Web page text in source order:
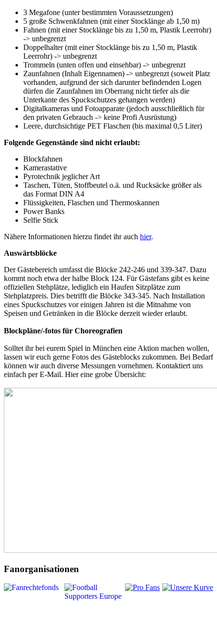
3 Megafone (unter bestimmten Voraussetzungen)
5 große Schwenkfahnen (mit einer Stocklänge ab 1,50 m)
Fahnen (mit einer Stocklänge bis zu 1,50 m, Plastik Leerrohr)
-> unbegrenzt
Doppelhalter (mit einer Stocklänge bis zu 1,50 m, Plastik
Leerrohr) -> unbegrenzt
Trommeln (unten offen und einsehbar) -> unbegrenzt
Zaunfahnen (Inhalt Eigennamen) -> unbegrenzt (soweit Platz
vorhanden, aufgrund der sich darunter befindenden Logen
dürfen die Zaunfahnen im Oberrang nicht tiefer als die
Unterkante des Spuckschutzes gehangen werden)
Digitalkameras und Fotoapparate (jedoch ausschließlich für
den privaten Gebrauch -> keine Profi Ausrüstung)
Leere, durchsichtige PET Flaschen (bis maximal 0,5 Liter)
Folgende Gegenstände sind nicht erlaubt:
Blockfahnen
Kamerastative
Pyrotechnik jeglicher Art
Taschen, Tüten, Stoffbeutel o.ä. und Rucksäcke größer als
das Format DIN A4
Flüssigkeiten, Flaschen und Thermoskannen
Power Banks
Selfie Stick
Nähere Informationen hierzu findet ihr auch hier.
Auswärtsblöcke
Der Gästebereich umfasst die Blöcke 242-246 und 339-347. Dazu
kommt noch etwa der halbe Block 124. Für Gästefans gibt es keine
offiziellen Stehplätze, lediglich ein Haufen Sitzplätze zum
Stehplatzpreis. Dies betrifft die Blöcke 343-345. Nach Installation
eines Spuckschutzes vor einigen Jahren ist die Mitnahme von
Speisen und Getränken in die Blöcke derzeit wieder erlaubt.
Blockpläne/-fotos für Choreografien
Solltet ihr bei eurem Spiel in München eine Aktion machen wollen,
lassen wir euch gerne Fotos des Gästeblocks zukommen. Bei Bedarf
können wir auch diverse Messungen vornehmen. Kontaktiert uns
einfach per E-Mail. Hier eine grobe Übersicht:
Fanorganisationen